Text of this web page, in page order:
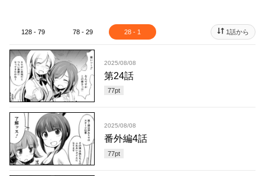
128 - 79 78 - 29 28 - 1 1話から
2025/08/08
第24話
77pt
2025/08/08
番外編4話
77pt